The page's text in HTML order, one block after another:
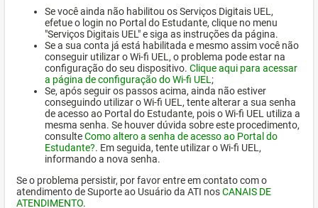
Se você ainda não habilitou os Serviços Digitais UEL,
efetue o login no Portal do Estudante, clique no menu
"Serviços Digitais UEL" e siga as instruções da página.
Se a sua conta já está habilitada e mesmo assim você não
conseguir utilizar o Wi-fi UEL, o problema pode estar na
configuração do seu dispositivo. Clique aqui para acessar
a página de configuração do Wi-fi UEL ;
Se, após seguir os passos acima, ainda não estiver
conseguindo utilizar o Wi-fi UEL, tente alterar a sua senha
de acesso ao Portal do Estudante, pois o Wi-fi UEL utiliza a
mesma senha. Se houver dúvida sobre este procedimento,
consulteComo altero a senha de acesso ao Portal do
Estudante?. Em seguida, tente utilizar o Wi-fi UEL,
informando a nova senha.
Se o problema persistir, por favor entre em contato com o
atendimento de Suporte ao Usuário da ATI nosCANAIS DE
ATENDIMENTO.